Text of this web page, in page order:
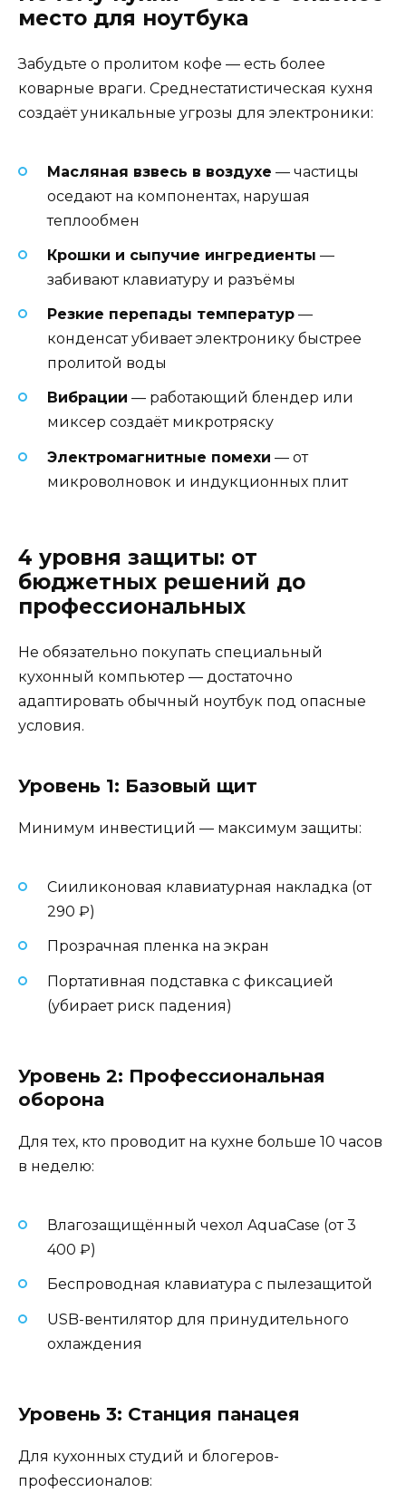
место для ноутбука
Забудьте о пролитом кофе — есть более
коварные враги. Среднестатистическая кухня
создаёт уникальные угрозы для электроники:
Масляная взвесь в воздухе — частицы
оседают на компонентах, нарушая
теплообмен
Крошки и сыпучие ингредиенты —
забивают клавиатуру и разъёмы
Резкие перепады температур —
конденсат убивает электронику быстрее
пролитой воды
Вибрации — работающий блендер или
миксер создаёт микротряску
Электромагнитные помехи — от
микроволновок и индукционных плит
4 уровня защиты: от
бюджетных решений до
профессиональных
Не обязательно покупать специальный
кухонный компьютер — достаточно
адаптировать обычный ноутбук под опасные
условия.
Уровень 1: Базовый щит
Минимум инвестиций — максимум защиты:
Сииликоновая клавиатурная накладка (от
290 ₽)
Прозрачная пленка на экран
Портативная подставка с фиксацией
(убирает риск падения)
Уровень 2: Профессиональная
оборона
Для тех, кто проводит на кухне больше 10 часов
в неделю:
Влагозащищённый чехол AquaCase (от 3
400 ₽)
Беспроводная клавиатура с пылезащитой
USB-вентилятор для принудительного
охлаждения
Уровень 3: Станция панацея
Для кухонных студий и блогеров-
профессионалов: